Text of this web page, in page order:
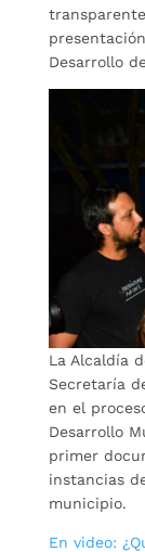
Desarrollo
La Alcaldía
Secretaría
en el
Desarrollo
primer
instancias
municipio.
En video: